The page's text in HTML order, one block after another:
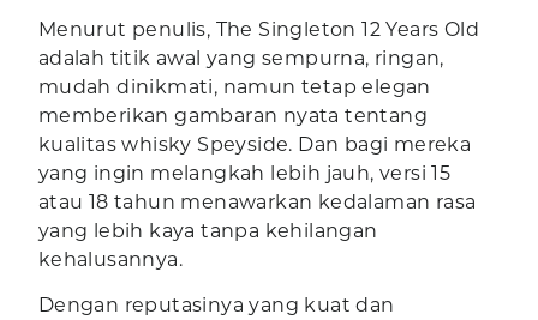
Menurut penulis, The Singleton 12 Years Old
adalah titik awal yang sempurna, ringan,
mudah dinikmati, namun tetap elegan
memberikan gambaran nyata tentang
kualitas whisky Speyside. Dan bagi mereka
yang ingin melangkah lebih jauh, versi 15
atau 18 tahun menawarkan kedalaman rasa
yang lebih kaya tanpa kehilangan
kehalusannya.
Dengan reputasinya yang kuat dan